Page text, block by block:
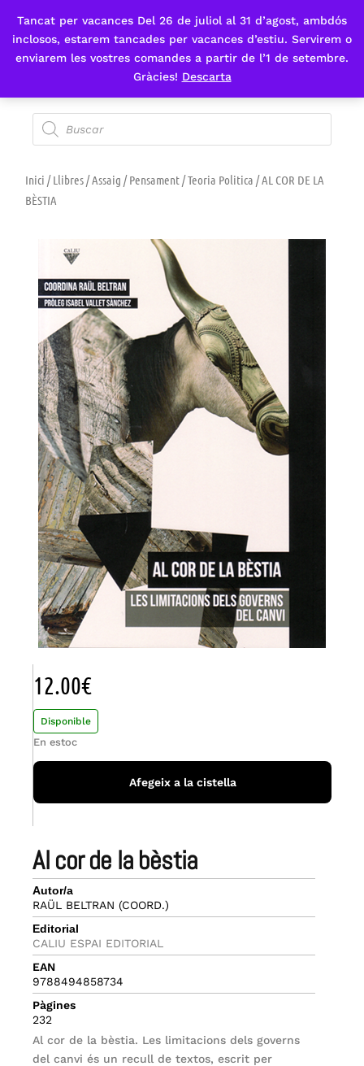
Tancat per vacances Del 26 de juliol al 31 d’agost, ambdós
inclosos, estarem tancades per vacances d’estiu. Servirem o
enviarem les vostres comandes a partir de l’1 de setembre.
Gràcies! Descarta
Fes-te'n sòcia
Inici /Llibres/Assaig /Pensament/Teoria Politica / AL COR DE LA
BÈSTIA
al cor de la bèstia
Autor/a
RAÜL BELTRAN (COORD.)
Editorial
CALIU ESPAI EDITORIAL
EAN
9788494858734
Pàgines
232
Al cor de la bèstia. Les limitacions dels governs
del canvi és un recull de textos, escrit per
12.00€
Disponible
En estoc
Afegeix a la cistella